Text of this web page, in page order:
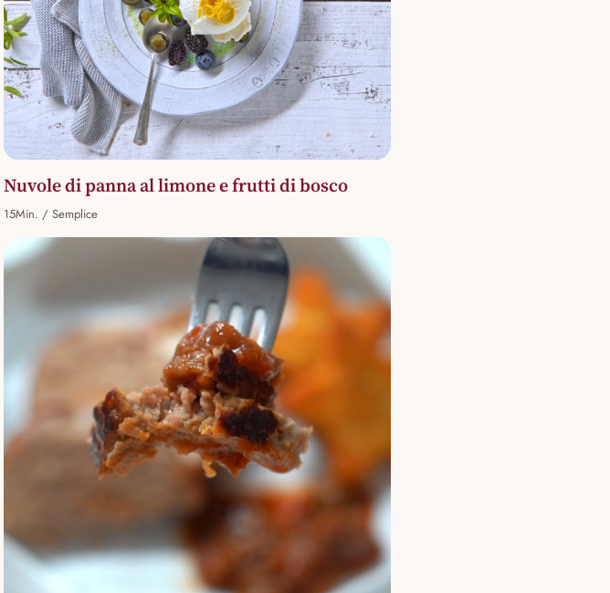
Nuvole di panna al limone e frutti di bosco
15Min. / Semplice